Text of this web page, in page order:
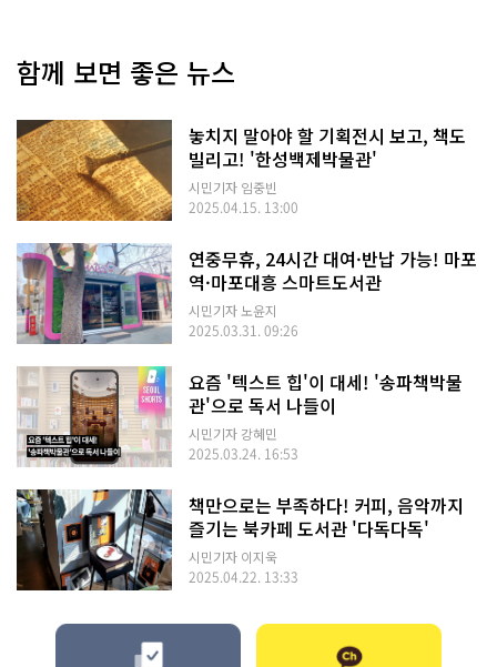
함께 보면 좋은 뉴스
놓치지 말아야 할 기획전시 보고, 책도
빌리고! '한성백제박물관'
시민기자 임중빈
2025.04.15. 13:00
연중무휴, 24시간 대여·반납 가능! 마포
역·마포대흥 스마트도서관
시민기자 노윤지
2025.03.31. 09:26
요즘 '텍스트 힙'이 대세! '송파책박물
관'으로 독서 나들이
시민기자 강혜민
2025.03.24. 16:53
책만으로는 부족하다! 커피, 음악까지
즐기는 북카페 도서관 '다독다독'
시민기자 이지욱
2025.04.22. 13:33